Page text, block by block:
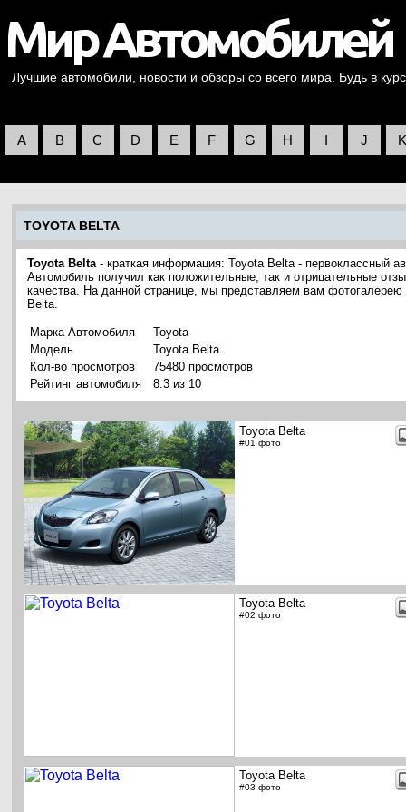
Лучшие автомобили, новости и обзоры со всего мира. Будь в
A B C D E F G H I J K
TOYOTA BELTA
Toyota Belta- краткая информация: Toyota Belta - первоклассный
Автомобиль получил как положительные, так и отрицательные
качества. На данной странице, мы представляем вам
Belta.
Марка Автомобиля
Toyota
Модель
Toyota Belta
Кол-во просмотров
75480 просмотров
Рейтинг автомобиля
8.3 из 10
Toyota Belta
#01 фото
Toyota Belta
#02 фото
Toyota Belta
#03 фото